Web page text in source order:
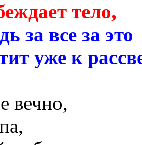
тело,
за все за это
уже к
вечно,